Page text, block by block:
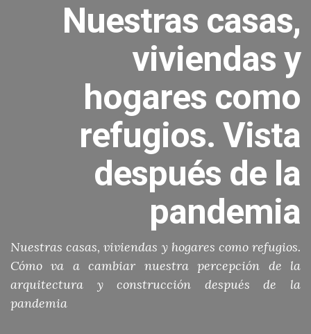
Nuestras casas,
viviendas y
hogares como
refugios. Vista
después de la
pandemia
Nuestras casas, viviendas y hogares como refugios.
Cómo va a cambiar nuestra percepción de la
arquitectura y construcción después de la
pandemia